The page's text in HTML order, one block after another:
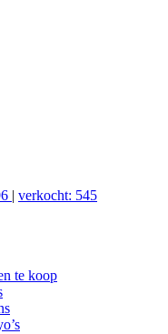
| verkocht: 545
te koop